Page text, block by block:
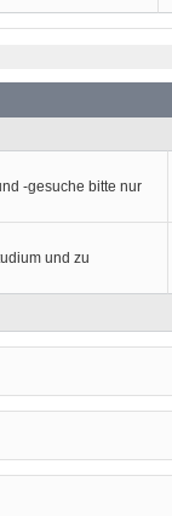
-gesuche bitte nur
und zu